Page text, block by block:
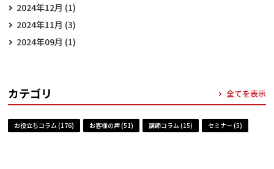
2024年12月 (1)
2024年11月 (3)
2024年09月 (1)
カテゴリ
お役立ちコラム (176) お客様の声 (51) 講師コラム (15) セミナー (5)
全てを表示